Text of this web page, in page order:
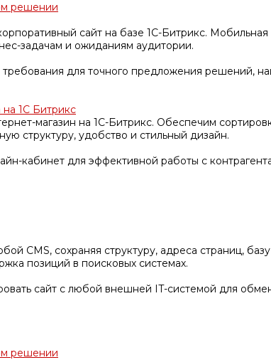
решении
сайт на базе 1С-Битрикс.
задачам и ожиданиям аудитории.
для точного предложения решений,
на 1С Битрикс
магазин на 1С-Битрикс. Обеспечим
структуру, удобство и стильный дизайн.
кабинет для эффективной работы с
CMS, сохраняя структуру, адреса страниц,
позиций в поисковых системах.
сайт с любой внешней IT-системой для
решении